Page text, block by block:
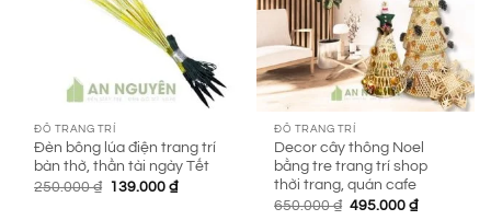
ĐỒ TRANG TRÍ
Đèn bông lúa điện trang trí
bàn thờ, thần tài ngày Tết
250.000₫ Giá
139.000₫Giá
ĐỒ TRANG TRÍ
Decor cây thông Noel
bằng tre trang trí shop
thời trang, quán cafe
650.000₫ Giá
495.000₫Giá